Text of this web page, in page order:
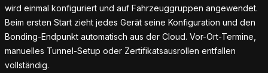
wird einmal konfiguriert und auf Fahrzeuggruppen angewendet.
Beim ersten Start zieht jedes Gerät seine Konfiguration und den
Bonding-Endpunkt automatisch aus der Cloud. Vor-Ort-Termine,
manuelles Tunnel-Setup oder Zertifikatsausrollen entfallen
vollständig.